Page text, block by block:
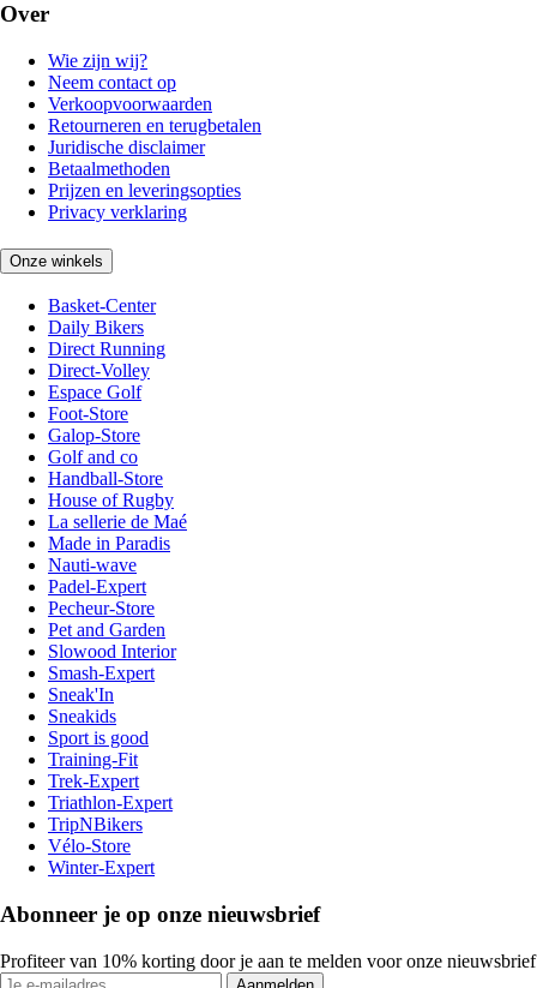
Over
Wie zijn wij?
Neem contact op
Verkoopvoorwaarden
Retourneren en terugbetalen
Juridische disclaimer
Betaalmethoden
Prijzen en leveringsopties
Privacy verklaring
Onze winkels
Basket-Center
Daily Bikers
Direct Running
Direct-Volley
Espace Golf
Foot-Store
Galop-Store
Golf and co
Handball-Store
House of Rugby
La sellerie de Maé
Made in Paradis
Nauti-wave
Padel-Expert
Pecheur-Store
Pet and Garden
Slowood Interior
Smash-Expert
Sneak'In
Sneakids
Sport is good
Training-Fit
Trek-Expert
Triathlon-Expert
TripNBikers
Vélo-Store
Winter-Expert
Abonneer je op onze nieuwsbrief
Profiteer van 10% korting door je aan te melden voor onze nieuwsbrief